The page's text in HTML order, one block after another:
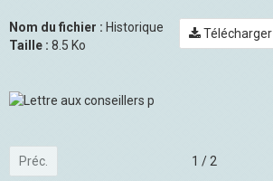
Nom du fichier : Historique
Taille : 8.5 Ko
Télécharger
Préc. 1 / 2